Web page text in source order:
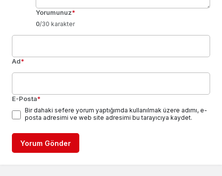
Yorumunuz*
0/30 karakter
Ad*
E-Posta*
Bir dahaki sefere yorum yaptığımda kullanılmak üzere adımı, e-
posta adresimi ve web site adresimi bu tarayıcıya kaydet.
Yorum Gönder